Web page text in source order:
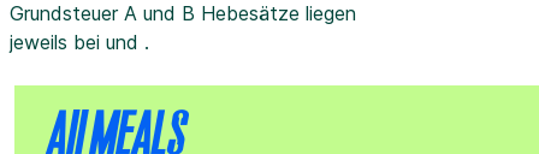
Grundsteuer A und B Hebesätze liegen
jeweils bei und .